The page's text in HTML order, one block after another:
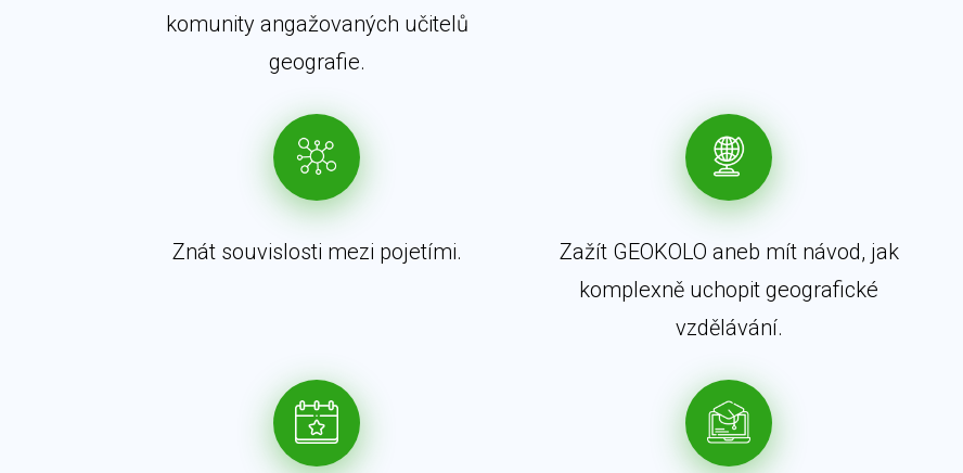
komunity angažovaných učitelů
geografie.
Znát souvislosti mezi pojetími.
Zažít GEOKOLO aneb mít návod, jak
komplexně uchopit geografické
vzdělávání.